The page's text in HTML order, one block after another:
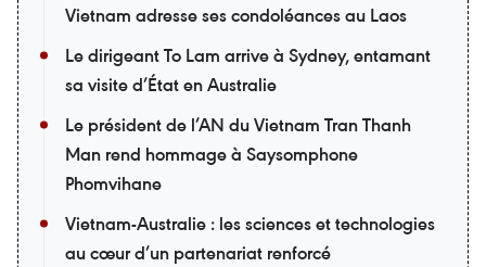
Vietnam adresse ses condoléances au Laos
Le dirigeant To Lam arrive à Sydney, entamant
sa visite d’État en Australie
Le président de l’AN du Vietnam Tran Thanh
Man rend hommage à Saysomphone
Phomvihane
Vietnam-Australie : les sciences et technologies
au cœur d’un partenariat renforcé